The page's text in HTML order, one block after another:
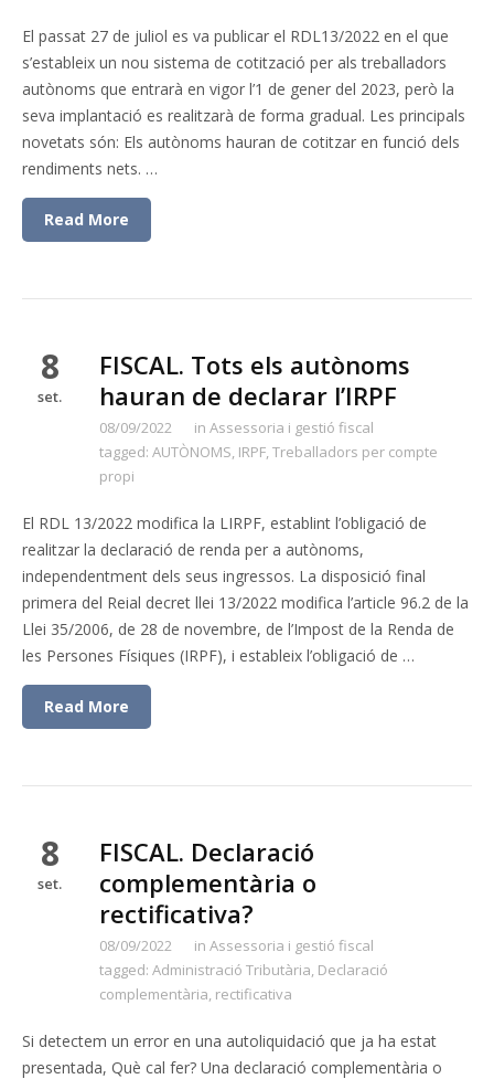
El passat 27 de juliol es va publicar el RDL13/2022 en el que
s’estableix un nou sistema de cotització per als treballadors
autònoms que entrarà en vigor l’1 de gener del 2023, però la
seva implantació es realitzarà de forma gradual. Les principals
novetats són: Els autònoms hauran de cotitzar en funció dels
rendiments nets. …
Read More
8
set.
FISCAL. Tots els autònoms
hauran de declarar l’IRPF
08/09/2022 in Assessoria i gestió fiscal
tagged: AUTÒNOMS, IRPF,Treballadors per compte
propi
El RDL 13/2022 modifica la LIRPF, establint l’obligació de
realitzar la declaració de renda per a autònoms,
independentment dels seus ingressos. La disposició final
primera del Reial decret llei 13/2022 modifica l’article 96.2 de la
Llei 35/2006, de 28 de novembre, de l’Impost de la Renda de
les Persones Físiques (IRPF), i estableix l’obligació de …
Read More
8
set.
FISCAL. Declaració
complementària o
rectificativa?
08/09/2022 in Assessoria i gestió fiscal
tagged: Administració Tributària, Declaració
complementària, rectificativa
Si detectem un error en una autoliquidació que ja ha estat
presentada, Què cal fer? Una declaració complementària o